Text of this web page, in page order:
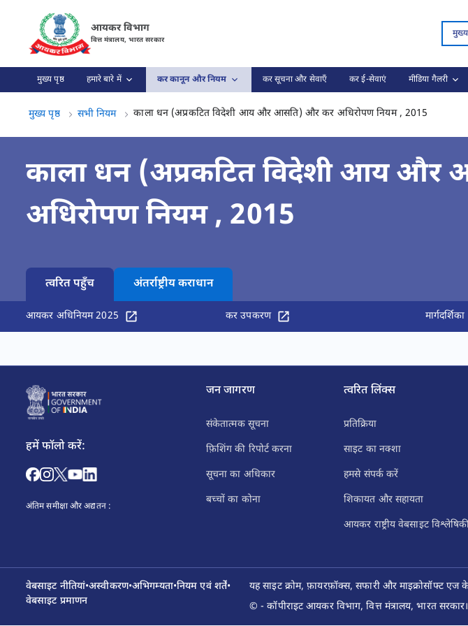
काला धन (अप्रकटित विदेशी आय और आसति) और कर अधिरोपण नियम , 2015 पृष्ठ लोड हो गया
आयकर विभाग
वित्त मंत्रालय, भारत सरकार
मुख्य
मुख्य पृष्ठ हमारे बारे में कर कानून और नियम कर सूचना और सेवाएँ कर ई-सेवाएं मीडिया गैलरी
मुख्य पृष्ठ सभी नियम काला धन (अप्रकटित विदेशी आय और आसति) और कर अधिरोपण नियम , 2015
काला धन (अप्रकटित विदेशी आय
अधिरोपण नियम , 2015
त्वरित पहुँच अंतर्राष्ट्रीय कराधान
आयकर अधिनियम 2025 कर उपकरण मार्गदर्शिका
हमें फॉलो करें:
अंतिम समीक्षा और अद्यतन :
जन जागरण
संकेतात्मक सूचना
फ़िशिंग की रिपोर्ट करना
सूचना का अधिकार
बच्चों का कोना
त्वरित लिंक्स
प्रतिक्रिया
साइट का नक्शा
हमसे संपर्क करें
शिकायत और सहायता
आयकर राष्ट्रीय वेबसाइट
वेबसाइट नीतियां•अस्वीकरण•अभिगम्यता•नियम एवं शर्तें•
वेबसाइट प्रमाणन
यह साइट क्रोम, फ़ायरफ़ॉक्स, सफारी और माइक्रोसॉफ्ट
© - कॉपीराइट आयकर विभाग, वित्त मंत्रालय, भारत सरकार।